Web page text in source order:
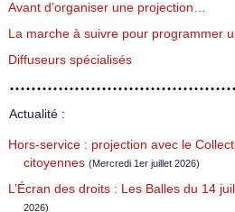
Avant d’organiser une projection…
La marche à suivre pour programmer
Diffuseurs spécialisés
Actualité :
Hors-service : projection avec le
citoyennes (Mercredi 1er juillet 2026)
L’Écran des droits : Les Balles du 14
2026)